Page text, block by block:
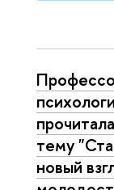
тему
новый